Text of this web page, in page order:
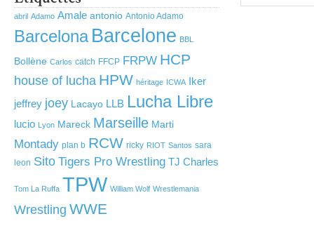
abril Adamo Amale antonio Antonio Adamo
Barcelona Barcelone BBL
Bollène Carlos catch FFCP FRPW HCP
house of lucha HPW héritage ICWA Iker
jeffrey joey Lacayo LLB Lucha Libre
lucio Lyon Mareck Marseille Marti
Montady plan b RCW ricky RIOT Santos sara
leon Sito Tigers Pro Wrestling TJ Charles
Tom La Ruffa TPW William Wolf Wrestlemania
Wrestling WWE